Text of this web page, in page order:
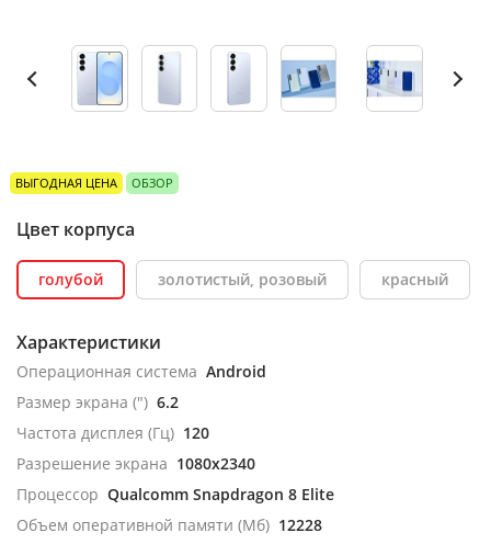
ВЫГОДНАЯ ЦЕНА ОБЗОР
Цвет корпуса
голубой золотистый, розовый красный
Характеристики
Операционная система Android
Размер экрана (") 6.2
Частота дисплея (Гц) 120
Разрешение экрана 1080x2340
Процессор Qualcomm Snapdragon 8 Elite
Объем оперативной памяти (Мб) 12228